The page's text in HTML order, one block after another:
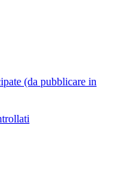
(da pubblicare in